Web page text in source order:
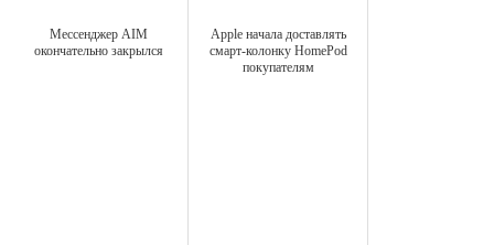
Мессенджер AIM
окончательно закрылся
Apple начала доставлять
смарт-колонку HomePod
покупателям